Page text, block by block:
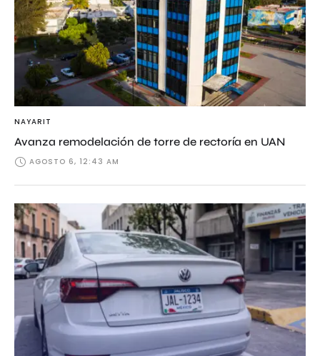
NAYARIT
Avanza remodelación de torre de rectoría en UAN
AGOSTO 6, 12:43 AM